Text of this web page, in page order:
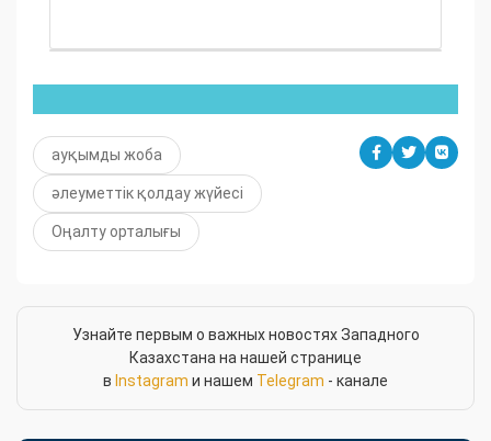
ауқымды жоба
әлеуметтік қолдау жүйесі
Оңалту орталығы
Узнайте первым о важных новостях Западного
Казахстана на нашей странице
в Instagram и нашем Telegram - канале